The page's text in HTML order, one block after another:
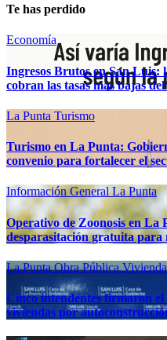
Te has perdido
Economía
Ingresos Brutos en San Luis:
cobran las tasas más bajas
La Punta Turismo
Turismo en La Punta:
convenio para fortalecer el
Información GeneralLa Punta
Operativo de Zoonosis en La
desparasitación gratuita para
La PuntaObra PúblicaVivienda
Cinco intendentes firmaron
viviendas por